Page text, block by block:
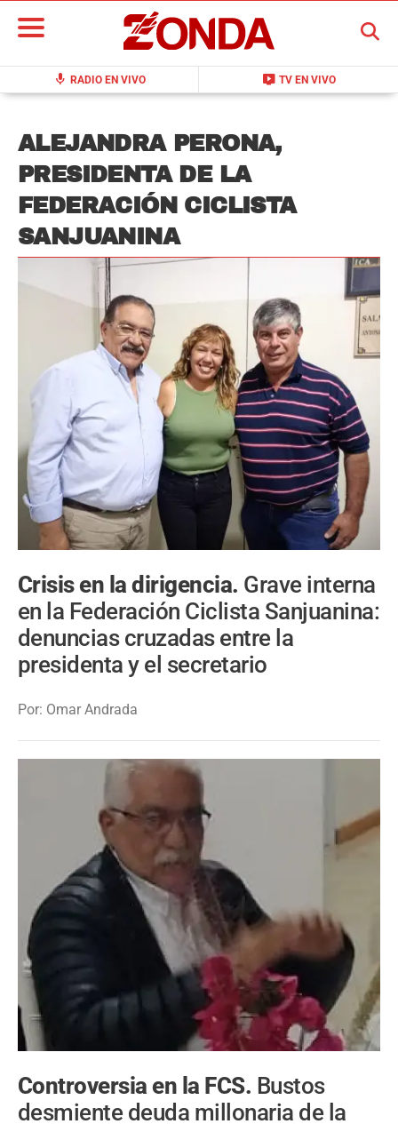
mic RADIO EN VIVO live_tv TV EN VIVO
BUSCAR
ALEJANDRA PERONA,
PRESIDENTA DE LA
FEDERACIÓN CICLISTA
SANJUANINA
Crisis en la dirigencia. Grave interna
en la Federación Ciclista Sanjuanina:
denuncias cruzadas entre la
presidenta y el secretario
Por: Omar Andrada
Controversia en la FCS. Bustos
desmiente deuda millonaria de la